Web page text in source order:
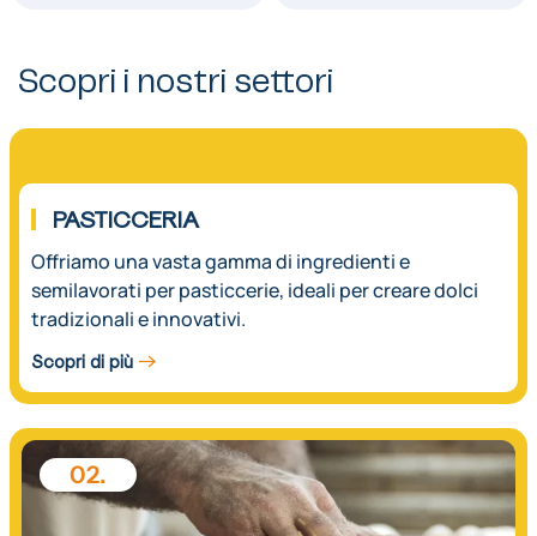
Scopri i nostri settori
01.
PASTICCERIA
Offriamo una vasta gamma di ingredienti e
semilavorati per pasticcerie, ideali per creare dolci
tradizionali e innovativi.
Scopri di più
02.